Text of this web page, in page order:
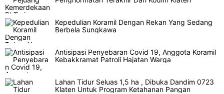
Kepedulian Koramil Dengan Rekan Yang Sedang
Berbela Sungkawa
Antisipasi Penyebaran Covid 19, Anggota Koramil
Kebakkramat Patroli Hajatan Warga
Lahan Tidur Seluas 1,5 ha , Dibuka Dandim 0723
Klaten Untuk Program Ketahanan Pangan